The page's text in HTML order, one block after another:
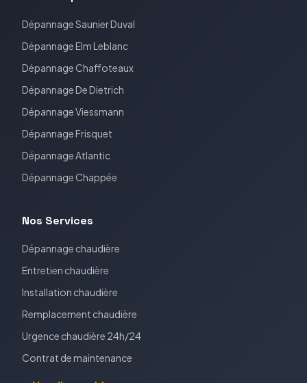
DépannageSaunier Duval
DépannageElm Leblanc
Dépannage Chaffoteaux
DépannageDe Dietrich
DépannageViessmann
DépannageFrisquet
DépannageAtlantic
Dépannage Chappée
Nos Services
Dépannage chaudière
Entretien chaudière
Installation chaudière
Remplacement chaudière
Urgence chaudière 24h/24
Contrat de maintenance